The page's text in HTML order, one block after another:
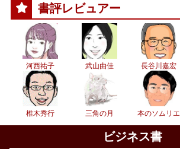
書評レビュアー
河西祐子 武山由佳 長谷川嘉宏
椎木秀行 三角の月 本のソムリエ
ビジネス書